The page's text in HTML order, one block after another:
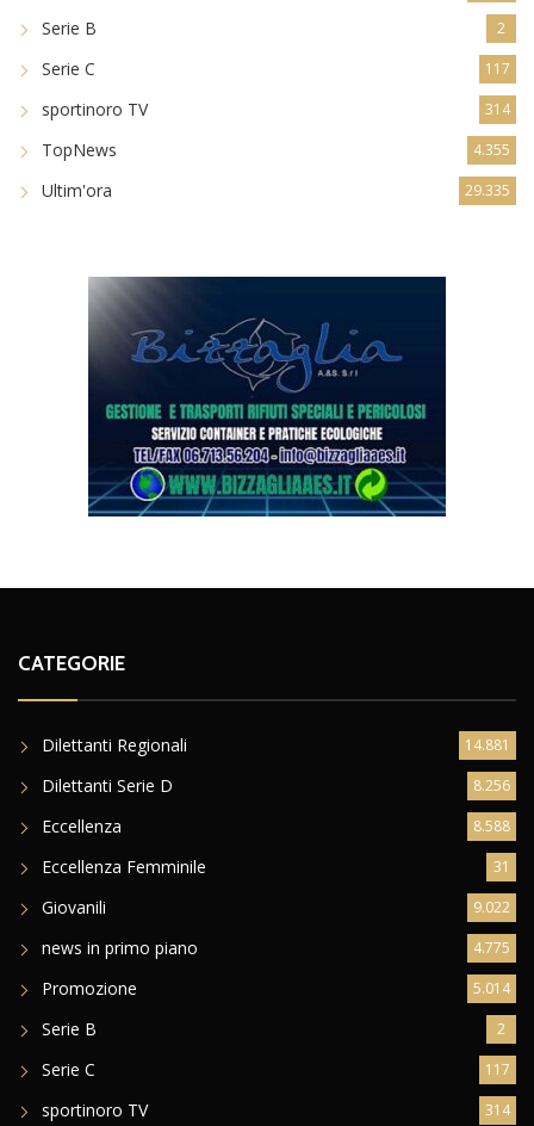
Serie B 2
Serie C 117
sportinoro TV 314
TopNews 4.355
Ultim'ora 29.335
CATEGORIE
Dilettanti Regionali 14.881
Dilettanti Serie D 8.256
Eccellenza 8.588
Eccellenza Femminile 31
Giovanili 9.022
news in primo piano 4.775
Promozione 5.014
Serie B 2
Serie C 117
sportinoro TV 314